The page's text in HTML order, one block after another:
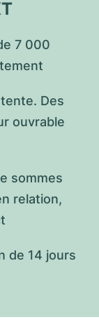
7 000
Des
ouvrable
sommes
relation,
de 14 jours